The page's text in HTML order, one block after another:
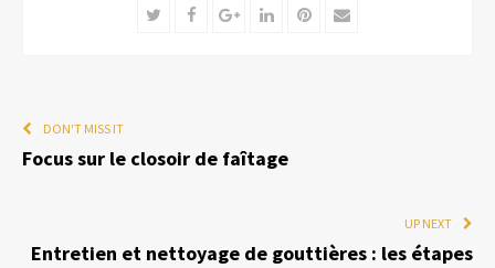
TwitterFacebookGoogle+LinkedInPinterest
Email
DON'T MISS IT
Focus sur le closoir de faîtage
UP NEXT
Entretien et nettoyage de gouttières : les étapes